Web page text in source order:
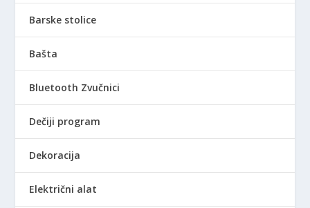
Barske stolice
Bašta
Bluetooth Zvučnici
Dečiji program
Dekoracija
Električni alat